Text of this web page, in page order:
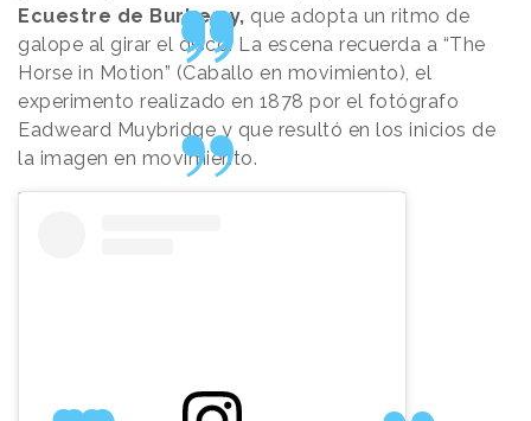
Ecuestre de Burberry, que adopta un ritmo de
galope al girar el disco. La escena recuerda a “The
Horse in Motion” (Caballo en movimiento), el
experimento realizado en 1878 por el fotógrafo
Eadweard Muybridge y que resultó en los inicios de
la imagen en movimiento.